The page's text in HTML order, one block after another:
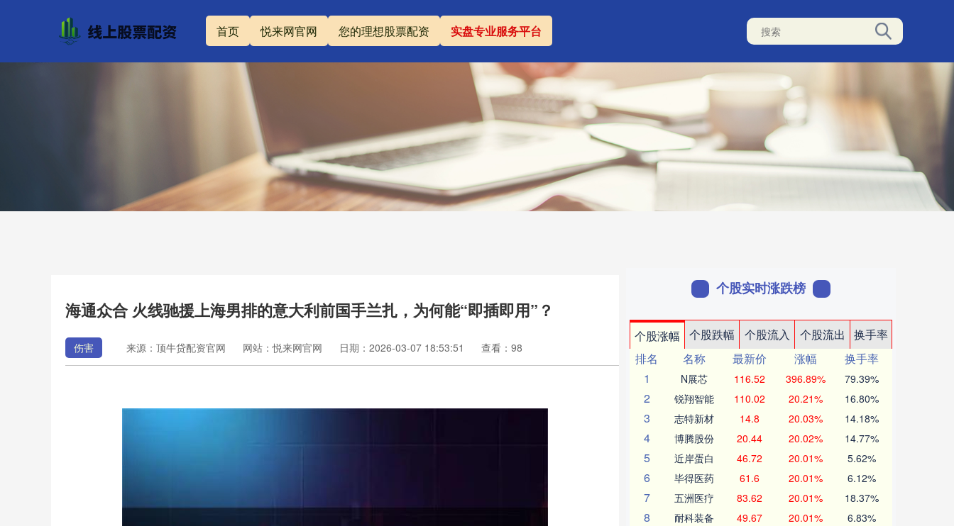
首页 悦来网官网 您的理想股票配资 实盘专业服务平台
海通众合 火线驰援上海男排的意大利前国手兰扎，为何能“即插即用”？
伤害 来源：顶牛贷配资官网 网站：悦来网官网 日期：2026-03-07 18:53:51 查看：98
个股实时涨跌榜
个股涨幅 个股跌幅 个股流入 个股流出
换手率
排名
名称 最新价 涨幅
换手率
1
N展芯 116.52 396.89% 79.39%
2 锐翔智能 110.02 20.21% 16.80%
3 志特新材 14.8 20.03% 14.18%
4 博腾股份 20.44 20.02% 14.77%
5 近岸蛋白 46.72 20.01% 5.62%
6 毕得医药 61.6 20.01% 6.12%
7 五洲医疗 83.62 20.01% 18.37%
8 耐科装备 49.67 20.01% 6.83%